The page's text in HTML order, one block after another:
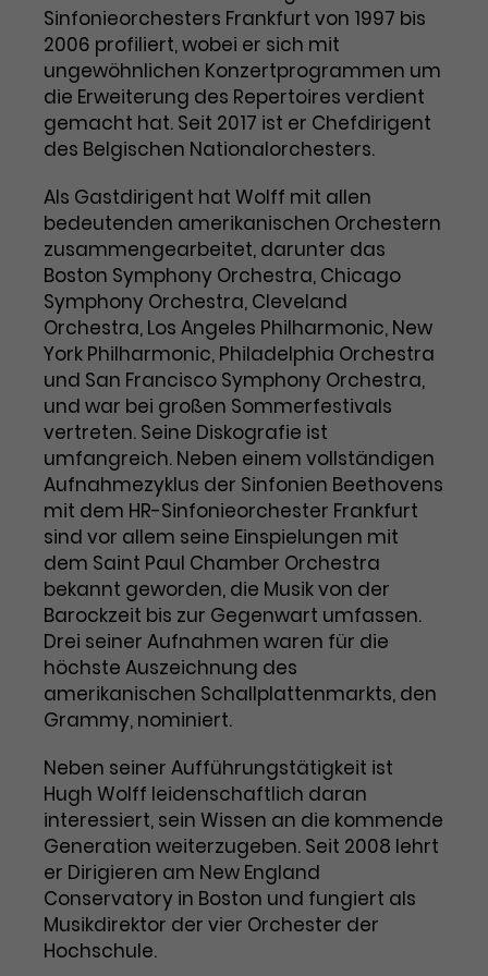
Benutzer*in wiedererkannt werden,
und es wird Zugang zu
geschützten Bereichen gewährt.
Name cookie_optin
Anbieter TYPO3
Laufzeit 1 Monat
Zweck
Enthält die gewählten Tracking-
Optin-Einstellungen.
Laufzeit 2 Jahre
Zweck
Dieses Cookie wird von Google
Analytics installiert. Das Cookie
wird verwendet, um
Besucher*innen-, Sitzungs- und
und die Nutzung der Website für
den Analysebericht der Website zu
verfolgen. Die Cookies speichern
Informationen anonym und weisen
eine zufallsgenerierte Nummer zu,
um Besuche zu erkennen.
Name _gid
Anbieter Google Analytics
Laufzeit
Zweck
Dieses Cookie wird von Google
Analytics installiert. Das Cookie
wird verwendet, um Informationen
darüber zu speichern, wie
Besucher*innen eine Website
nutzen, und hilft bei der Erstellung
eines Analyseberichts über die
erhobenen Daten umfassen in
anonymisierter Form die Anzahl
der Besuche, die Quelle, aus der sie
stammen, und die besuchten
Seiten.
Name _gat_UA-63561367-1
Marketing
Diese Gruppe beinhaltet alle Scripte, die es uns
ermöglichen die Leistung unserer
Werbekampagnen zu analysieren und
Conversions zu messen. Außerdem helfen sie
uns dabei Werbeanzeigen und Inhalte besser auf
die Interessen unserer Nutzer abzustimmen.
Anbieter Google Ads
Laufzeit 3 Monate
Zweck
Wird von Google verwendet, um
die Effizienz von Werbeanzeigen zu
messen und Conversions zu
speichern. Dieses Cookie hilft dabei
nachzuvollziehen, ob Nutzer über
Google-Anzeigen auf unsere
Website gelangt sind.
Name _gcl_aw
Anbieter Google Ads
Laufzeit 3 Monate
Zweck
Dieses Cookie speichert
dient der Zuordnung von
Conversions zu Google Ads-
Kampagnen.
Name _gcl_dc
Anbieter Google / DoubleClick
Sinfonieorchesters Frankfurt von 1997 bis
2006 profiliert, wobei er sich mit
ungewöhnlichen Konzertprogrammen um
die Erweiterung des Repertoires verdient
gemacht hat. Seit 2017 ist er Chefdirigent
des Belgischen Nationalorchesters.
Als Gastdirigent hat Wolff mit allen
bedeutenden amerikanischen Orchestern
zusammengearbeitet, darunter das
Boston Symphony Orchestra, Chicago
Symphony Orchestra, Cleveland
Orchestra, Los Angeles Philharmonic, New
York Philharmonic, Philadelphia Orchestra
und San Francisco Symphony Orchestra,
und war bei großen Sommerfestivals
vertreten. Seine Diskografie ist
umfangreich. Neben einem vollständigen
Aufnahmezyklus der Sinfonien Beethovens
mit dem HR-Sinfonieorchester Frankfurt
sind vor allem seine Einspielungen mit
dem Saint Paul Chamber Orchestra
bekannt geworden, die Musik von der
Barockzeit bis zur Gegenwart umfassen.
Drei seiner Aufnahmen waren für die
höchste Auszeichnung des
amerikanischen Schallplattenmarkts, den
Grammy, nominiert.
Neben seiner Aufführungstätigkeit ist
Hugh Wolff leidenschaftlich daran
interessiert, sein Wissen an die kommende
Generation weiterzugeben. Seit 2008 lehrt
er Dirigieren am New England
Conservatory in Boston und fungiert als
Musikdirektor der vier Orchester der
Hochschule.